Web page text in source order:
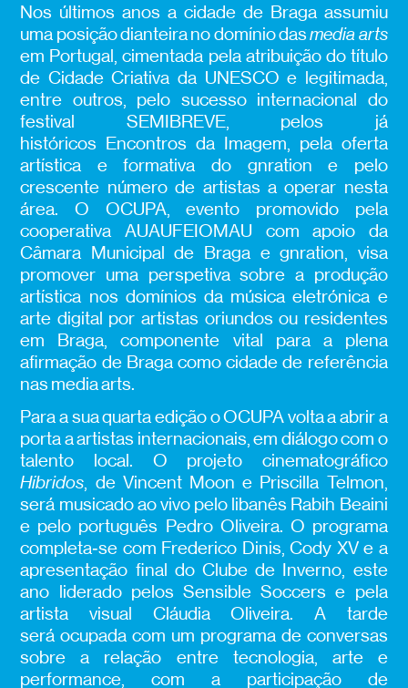
Nos últimos anos a cidade de Braga assumiu
uma posição dianteira no domínio dasmedia arts
em Portugal, cimentada pela atribuição do título
de Cidade Criativa da UNESCO e legitimada,
entre outros, pelo sucesso internacional do
festival SEMIBREVE, pelos já
históricos Encontros da Imagem, pela oferta
artística e formativa do gnration e pelo
crescente número de artistas a operar nesta
área. O OCUPA, evento promovido pela
cooperativa AUAUFEIOMAU com apoio da
Câmara Municipal de Braga e gnration, visa
promover uma perspetiva sobre a produção
artística nos domínios da música eletrónica e
arte digital por artistas oriundos ou residentes
em Braga, componente vital para a plena
afirmação de Braga como cidade de referência
nas media arts.
Para a sua quarta edição o OCUPA volta a abrir a
porta a artistas internacionais, em diálogo com o
talento local. O projeto cinematográfico
Híbridos, de Vincent Moon e Priscilla Telmon,
será musicado ao vivo pelo libanês Rabih Beaini
e pelo português Pedro Oliveira. O programa
completa‑se com Frederico Dinis, Cody XV e a
apresentação final do Clube de Inverno, este
ano liderado pelos Sensible Soccers e pela
artista visual Cláudia Oliveira. A tarde
será ocupada com um programa de conversas
sobre a relação entre tecnologia, arte e
performance, com a participação de